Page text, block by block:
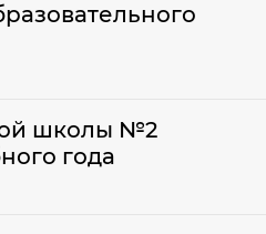
школы №2
года